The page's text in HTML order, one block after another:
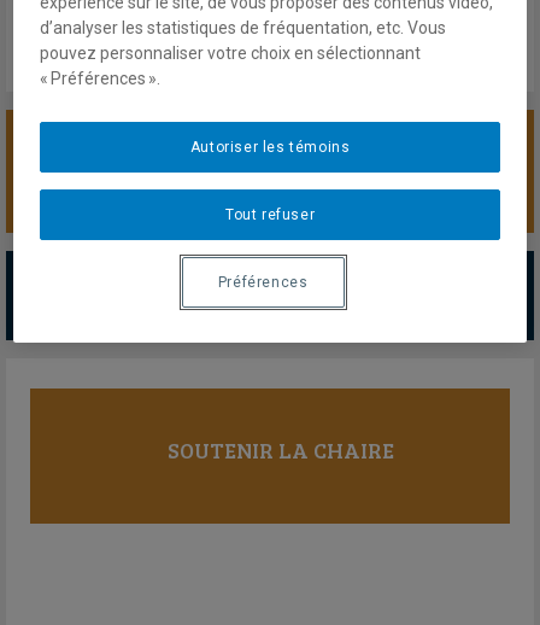
SOUTENIR LA CHAIRE
PARTENAIRES MAJEURS
Tous les partenaires
SOUTENIR LA CHAIRE
d’analyser les statistiques de fréquentation, etc. Vous
pouvez personnaliser votre choix en sélectionnant
« Préférences ».
Tout refuser
Autoriser les témoins
Préférences